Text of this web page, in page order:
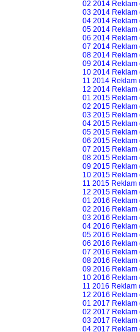
02 2014 Reklam
03 2014 Reklam
04 2014 Reklam
05 2014 Reklam
06 2014 Reklam
07 2014 Reklam
08 2014 Reklam
09 2014 Reklam
10 2014 Reklam
11 2014 Reklam
12 2014 Reklam
01 2015 Reklam
02 2015 Reklam
03 2015 Reklam
04 2015 Reklam
05 2015 Reklam
06 2015 Reklam
07 2015 Reklam
08 2015 Reklam
09 2015 Reklam
10 2015 Reklam
11 2015 Reklam
12 2015 Reklam
01 2016 Reklam
02 2016 Reklam
03 2016 Reklam
04 2016 Reklam
05 2016 Reklam
06 2016 Reklam
07 2016 Reklam
08 2016 Reklam
09 2016 Reklam
10 2016 Reklam
11 2016 Reklam
12 2016 Reklam
01 2017 Reklam
02 2017 Reklam
03 2017 Reklam
04 2017 Reklam